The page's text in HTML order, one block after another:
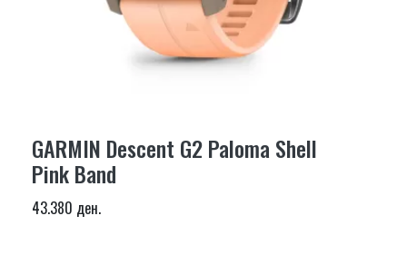
GARMIN Descent G2 Paloma Shell
Pink Band
43.380 ден.